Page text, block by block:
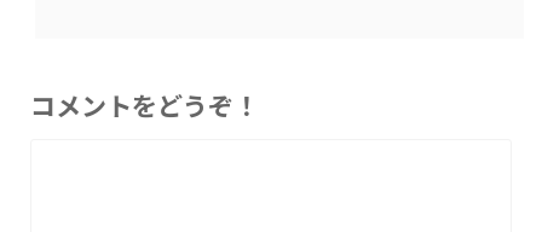
コメントをどうぞ！